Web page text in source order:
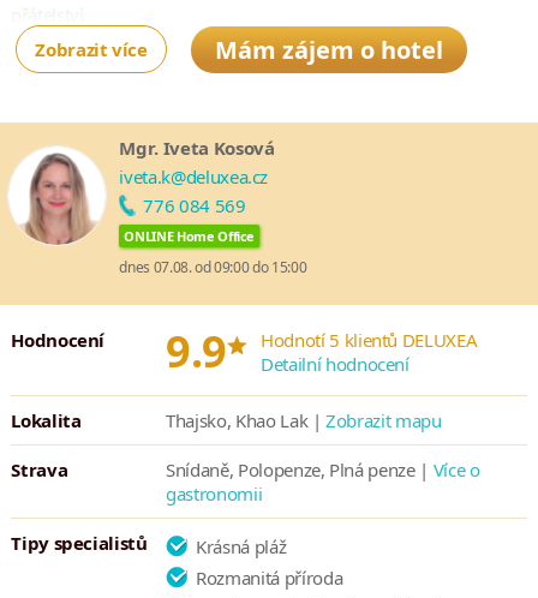
Součástí hotelu jsou také kulinářské klenoty – čtyři restaurace a
a neopomíná na hosty s potravinovými alergiemi, intolerancemi
či preferencemi. Pokud budete chtít, můžete si stáhnout unikátní
aplikaci Robinson, která vám umožní zarezervovat si stůl v
restauracích, prohlédnout si denní program, sportovní aktivity,
turnaje, kurzy, zajímavosti nebo komunikovat s jinými hosty.
Zobrazit více Mám zájem o hotel
Mgr. Iveta Kosová
iveta.k@deluxea.cz
776 084 569
ONLINE Home Office
dnes 07.08. od 09:00 do 15:00
Hodnocení 9.9* Hodnotí 5 klientů DELUXEA
Detailní hodnocení
Lokalita Thajsko, Khao Lak |Zobrazit mapu
Strava Snídaně, Polopenze, Plná penze | Více o
gastronomii
Tipy specialistů
Krásná pláž
Rozmanitá příroda